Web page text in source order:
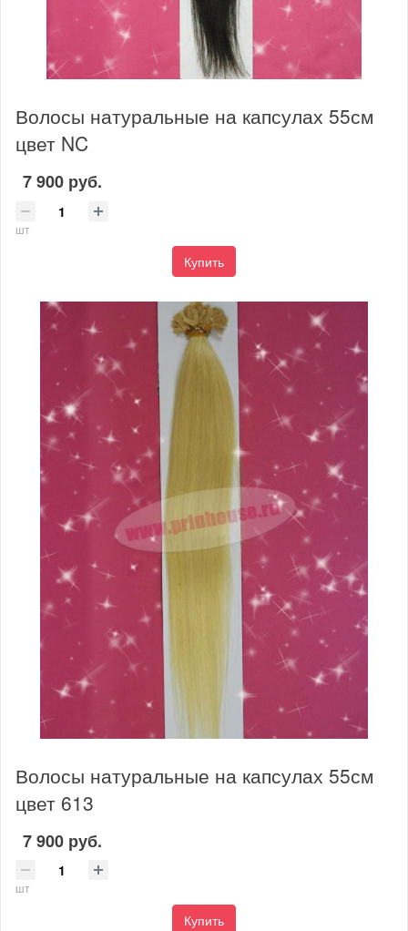
Волосы натуральные на капсулах 55см
цвет NC
7 900 руб.
шт
Купить
Волосы натуральные на капсулах 55см
цвет 613
7 900 руб.
шт
Купить